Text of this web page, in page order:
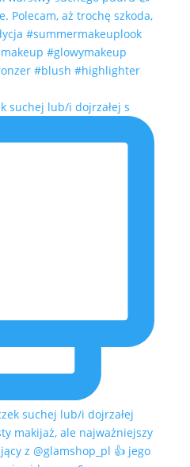
suchej lub/i dojrzałej s